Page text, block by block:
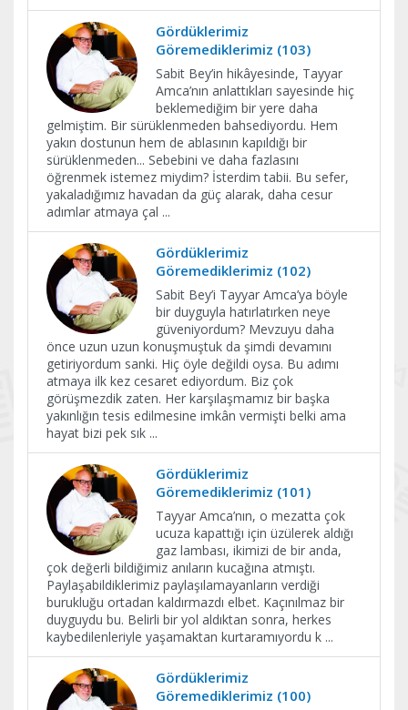
Gördüklerimiz
Göremediklerimiz (103)
Sabit Bey’in hikâyesinde, Tayyar
Amca’nın anlattıkları sayesinde hiç
beklemediğim bir yere daha
gelmiştim. Bir sürüklenmeden bahsediyordu. Hem
yakın dostunun hem de ablasının kapıldığı bir
sürüklenmeden... Sebebini ve daha fazlasını
öğrenmek istemez miydim? İsterdim tabii. Bu sefer,
yakaladığımız havadan da güç alarak, daha cesur
adımlar atmaya çal ...
Gördüklerimiz
Göremediklerimiz (102)
Sabit Bey’i Tayyar Amca’ya böyle
bir duyguyla hatırlatırken neye
güveniyordum? Mevzuyu daha
önce uzun uzun konuşmuştuk da şimdi devamını
getiriyordum sanki. Hiç öyle değildi oysa. Bu adımı
atmaya ilk kez cesaret ediyordum. Biz çok
görüşmezdik zaten. Her karşılaşmamız bir başka
yakınlığın tesis edilmesine imkân vermişti belki ama
hayat bizi pek sık ...
Gördüklerimiz
Göremediklerimiz (101)
Tayyar Amca’nın, o mezatta çok
ucuza kapattığı için üzülerek aldığı
gaz lambası, ikimizi de bir anda,
çok değerli bildiğimiz anıların kucağına atmıştı.
Paylaşabildiklerimiz paylaşılamayanların verdiği
burukluğu ortadan kaldırmazdı elbet. Kaçınılmaz bir
duyguydu bu. Belirli bir yol aldıktan sonra, herkes
kaybedilenleriyle yaşamaktan kurtaramıyordu k ...
Gördüklerimiz
Göremediklerimiz (100)